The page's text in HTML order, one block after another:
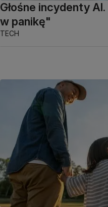
Głośne incydenty
w panikę"
TECH